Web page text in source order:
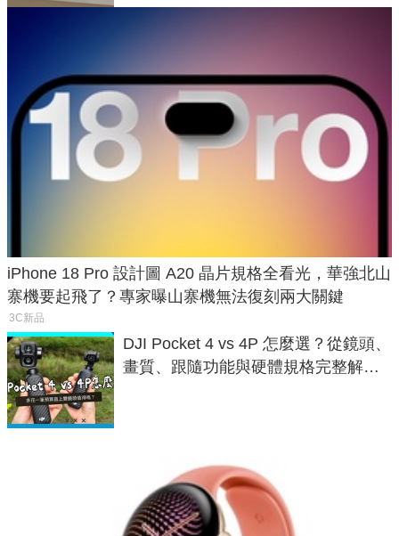
iPhone 18 Pro 設計圖 A20 晶片規格全看光，華強北山
寨機要起飛了？專家曝山寨機無法復刻兩大關鍵
3C新品
DJI Pocket 4 vs 4P 怎麼選？從鏡頭、
畫質、跟隨功能與硬體規格完整解